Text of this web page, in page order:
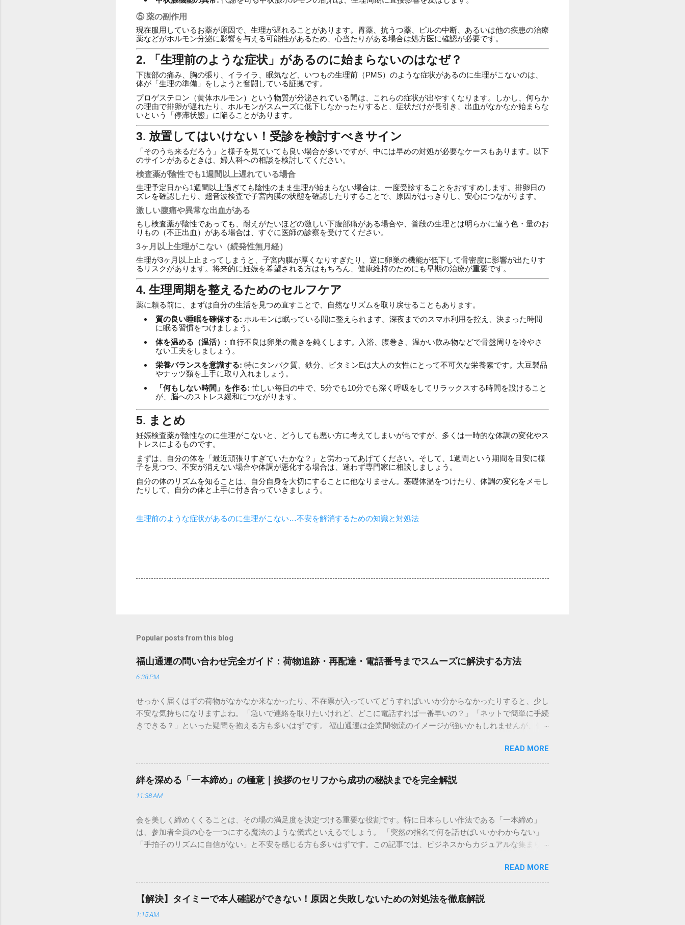
⑤ 薬の副作用
現在服用しているお薬が原因で、生理が遅れることがあります。胃薬、抗うつ薬、ピルの中断、あるいは他の疾患の治療
薬などがホルモン分泌に影響を与える可能性があるため、心当たりがある場合は処方医に確認が必要です。
2. 「生理前のような症状」があるのに始まらないのはなぜ？
下腹部の痛み、胸の張り、イライラ、眠気など、いつもの生理前（PMS）のような症状があるのに生理がこないのは、
体が「生理の準備」をしようと奮闘している証拠です。
プロゲステロン（黄体ホルモン）という物質が分泌されている間は、これらの症状が出やすくなります。しかし、何らか
の理由で排卵が遅れたり、ホルモンがスムーズに低下しなかったりすると、症状だけが長引き、出血がなかなか始まらな
いという「停滞状態」に陥ることがあります。
3. 放置してはいけない！受診を検討すべきサイン
「そのうち来るだろう」と様子を見ていても良い場合が多いですが、中には早めの対処が必要なケースもあります。以下
のサインがあるときは、婦人科への相談を検討してください。
検査薬が陰性でも1週間以上遅れている場合
生理予定日から1週間以上過ぎても陰性のまま生理が始まらない場合は、一度受診することをおすすめします。排卵日の
ズレを確認したり、超音波検査で子宮内膜の状態を確認したりすることで、原因がはっきりし、安心につながります。
激しい腹痛や異常な出血がある
もし検査薬が陰性であっても、耐えがたいほどの激しい下腹部痛がある場合や、普段の生理とは明らかに違う色・量のお
りもの（不正出血）がある場合は、すぐに医師の診察を受けてください。
3ヶ月以上生理がこない（続発性無月経）
生理が3ヶ月以上止まってしまうと、子宮内膜が厚くなりすぎたり、逆に卵巣の機能が低下して骨密度に影響が出たりす
るリスクがあります。将来的に妊娠を希望される方はもちろん、健康維持のためにも早期の治療が重要です。
4. 生理周期を整えるためのセルフケア
薬に頼る前に、まずは自分の生活を見つめ直すことで、自然なリズムを取り戻せることもあります。
質の良い睡眠を確保する: ホルモンは眠っている間に整えられます。深夜までのスマホ利用を控え、決まった時間
に眠る習慣をつけましょう。
体を温める（温活）: 血行不良は卵巣の働きを鈍くします。入浴、腹巻き、温かい飲み物などで骨盤周りを冷やさ
ない工夫をしましょう。
栄養バランスを意識する: 特にタンパク質、鉄分、ビタミンEは大人の女性にとって不可欠な栄養素です。大豆製品
やナッツ類を上手に取り入れましょう。
「何もしない時間」を作る: 忙しい毎日の中で、5分でも10分でも深く呼吸をしてリラックスする時間を設けること
が、脳へのストレス緩和につながります。
5. まとめ
妊娠検査薬が陰性なのに生理がこないと、どうしても悪い方に考えてしまいがちですが、多くは一時的な体調の変化やス
トレスによるものです。
まずは、自分の体を「最近頑張りすぎていたかな？」と労わってあげてください。そして、1週間という期間を目安に様
子を見つつ、不安が消えない場合や体調が悪化する場合は、迷わず専門家に相談しましょう。
自分の体のリズムを知ることは、自分自身を大切にすることに他なりません。基礎体温をつけたり、体調の変化をメモし
たりして、自分の体と上手に付き合っていきましょう。
生理前のような症状があるのに生理がこない…不安を解消するための知識と対処法
Popular posts from this blog
福山通運の問い合わせ完全ガイド：荷物追跡・再配達・電話番号までスムーズに解決する方法
6:38 PM
せっかく届くはずの荷物がなかなか来なかったり、不在票が入っていてどうすればいいか分からなかったりすると、少し
不安な気持ちになりますよね。「急いで連絡を取りたいけれど、どこに電話すれば一番早いの？」「ネットで簡単に手続
きできる？」といった疑問を抱える方も多いはずです。 福山通運は企業間物流のイメージが強いかもしれませんが、個
は、荷物の追跡確認から営業所への電話連絡、再配達の依頼手順まで、初めての方でも迷わずに解決できる方法を詳しく
解説します。 福山通運のサービスの特徴と強み 福山通運は日本全国に広範なネットワークを持つ大手運送会社です。特
に重量物や大型の荷物、そして企業間の輸送において圧倒的な実績を誇ります。 個人で利用する場合、他の宅配業者と
少し異なる点として「営業所ごとの対応が非常にきめ細かい」という特徴があります。地域に密着した各拠点が配送をコ
ントロールしているため、現場の状況に合わせた柔軟な相談がしやすいのがメリットです。まずは、今抱えている悩みが
わせの電話をかける前に、まずは「お荷物配達状況照会」を確認するのが最も効率的です。現在の荷物がいったいどこに
あるのか、いつ届く予定なのかは、お手元の番号一つで判明します。 伝票番号（お問い合わせ番号）を準備する : 送り状
（伝票）の控えに記載されている、数字の並びを確認してください。これが荷物の識別番号になります。 確認できる内
テータス。 メリット : 24時間いつでも自分のペースで確認できるため、電話がつながるのを待つ必要がありません。 ス
マートフォンやパソコンでの操作 : 専用の入力フォームに番号を記載するだけで、リアルタイムの状況が表示されます。
もしステータスが「持戻（不在）」になっていれば、そのままスムーズに次の手続きへ移ることも可能です。 2. 電話で
READ MORE
絆を深める「一本締め」の極意｜挨拶のセリフから成功の秘訣までを完全解説
11:38 AM
会を美しく締めくくることは、その場の満足度を決定づける重要な役割です。特に日本らしい作法である「一本締め」
は、参加者全員の心を一つにする魔法のような儀式といえるでしょう。 「突然の指名で何を話せばいいかわからない」
「手拍子のリズムに自信がない」と不安を感じる方も多いはずです。この記事では、ビジネスからカジュアルな集まりま
解説します。 一本締めとは？その本質と効果 一本締めは、単に手を叩いて終わらせる作業ではありません。その時間、
その場所で共有した喜びや感謝を、全員の手拍子という形にして刻み込む伝統的な儀礼です。 一本締めがもたらすポジ
ティブな効果 一体感の創出 参加者全員が一斉に同じリズムを刻むことで、集団としての連帯感が生まれます。 心地よい
終幕 「ここで終わり」という合図が明確になるため、参加者は余韻を大切にしながら、すっきりと解散することができ
ます。 感謝の視覚化 言葉だけでは伝えきれない「お疲れ様」「ありがとう」という想いを、拍手の音に込めることがで
READ MORE
【解決】タイミーで本人確認ができない！原因と失敗しないための対処法を徹底解説
1:15 AM